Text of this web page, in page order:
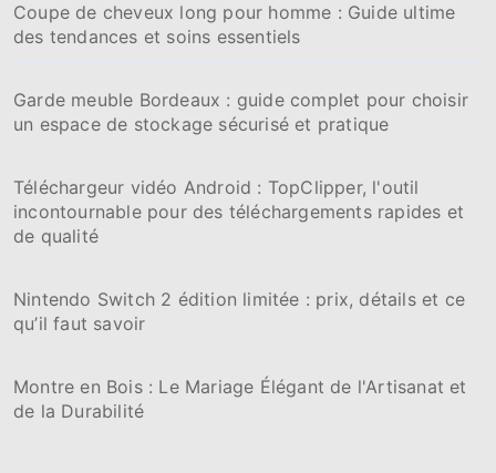
Coupe de cheveux long pour homme : Guide ultime
des tendances et soins essentiels
Garde meuble Bordeaux : guide complet pour choisir
un espace de stockage sécurisé et pratique
Téléchargeur vidéo Android : TopClipper, l'outil
incontournable pour des téléchargements rapides et
de qualité
Nintendo Switch 2 édition limitée : prix, détails et ce
qu’il faut savoir
Montre en Bois : Le Mariage Élégant de l'Artisanat et
de la Durabilité